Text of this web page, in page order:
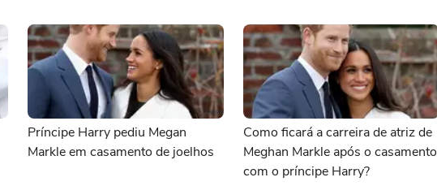
Príncipe Harry pediu Megan
Markle em casamento de joelhos
Como ficará a carreira de atriz de
Meghan Markle após o casamento
com o príncipe Harry?